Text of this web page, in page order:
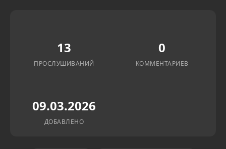
13
ПРОСЛУШИВАНИЙ
0
КОММЕНТАРИЕВ
09.03.2026
ДОБАВЛЕНО